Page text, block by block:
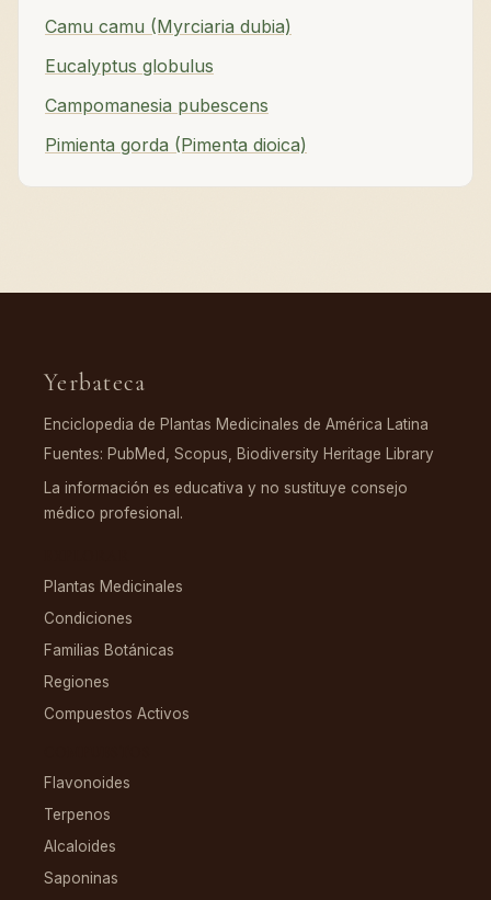
Camu camu (Myrciaria dubia)
Eucalyptus globulus
Campomanesia pubescens
Pimienta gorda (Pimenta dioica)
Yerbateca
Enciclopedia de Plantas Medicinales de América Latina
Fuentes: PubMed, Scopus, Biodiversity Heritage Library
La información es educativa y no sustituye consejo
médico profesional.
Plantas Medicinales
Condiciones
Familias Botánicas
Regiones
Compuestos Activos
Flavonoides
Terpenos
Alcaloides
Saponinas